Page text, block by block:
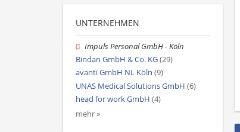
UNTERNEHMEN
Impuls Personal GmbH - Köln
Bindan GmbH & Co. KG(29)
avanti GmbH NL Köln (9)
UNAS Medical Solutions GmbH (6)
head for work GmbH (4)
mehr »